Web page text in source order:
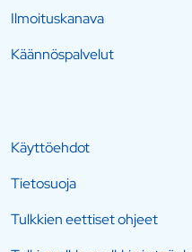
Ilmoituskanava
Käännöspalvelut
Käyttöehdot
Tietosuoja
Tulkkien eettiset ohjeet